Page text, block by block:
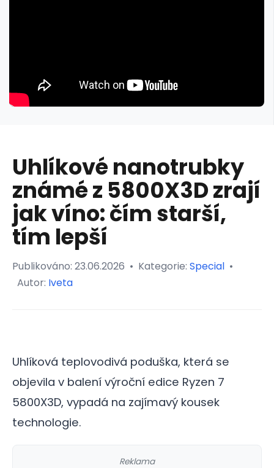
Uhlíkové nanotrubky
známé z 5800X3D zrají
jak víno: čím starší,
tím lepší
Publikováno: 23.06.2026 • Kategorie: Special •
Autor: Iveta
Uhlíková teplovodivá poduška, která se
objevila v balení výroční edice Ryzen 7
5800X3D, vypadá na zajímavý kousek
technologie.
Reklama